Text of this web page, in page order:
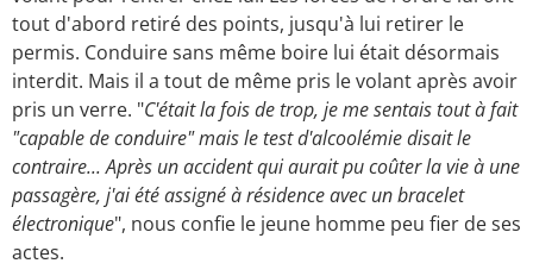
tout d'abord retiré des points, jusqu'à lui retirer le
permis. Conduire sans même boire lui était désormais
interdit. Mais il a tout de même pris le volant après avoir
pris un verre. "C'était la fois de trop, je me sentais tout à fait
"capable de conduire" mais le test d'alcoolémie disait le
contraire... Après un accident qui aurait pu coûter la vie à une
passagère, j'ai été assigné à résidence avec un bracelet
électronique", nous confie le jeune homme peu fier de ses
actes.